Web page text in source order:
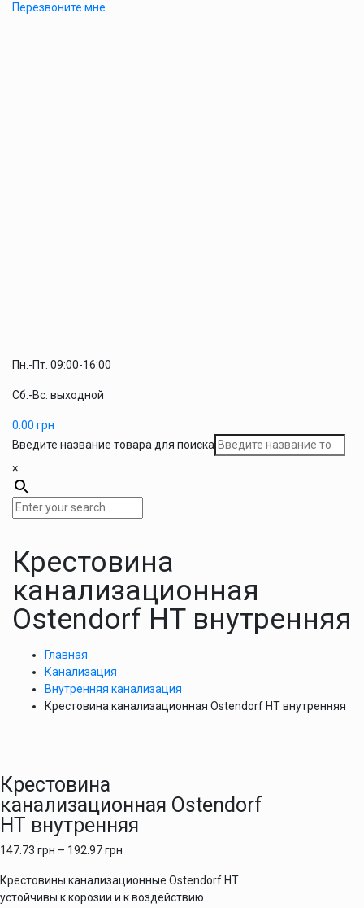
Перезвоните мне
Пн.-Пт. 09:00-16:00
Сб.-Вс. выходной
0.00 грн
Введите название товара для поиска
×
Крестовина
канализационная
Ostendorf HT внутренняя
Главная
Канализация
Внутренняя канализация
Крестовина канализационная Ostendorf HT внутренняя
Крестовина
канализационная Ostendorf
HT внутренняя
147.73 грн – 192.97грн
Крестовины канализационные Ostendorf HT
устойчивы к корозии и к воздействию